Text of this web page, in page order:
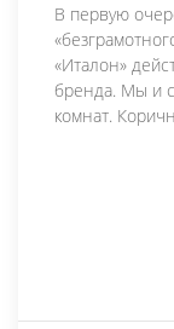
В первую
«Италон»
бренда. Мы и
комнат.